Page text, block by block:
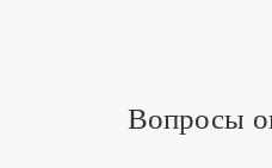
ИММУНОТЕРАПИИ
Вопросы